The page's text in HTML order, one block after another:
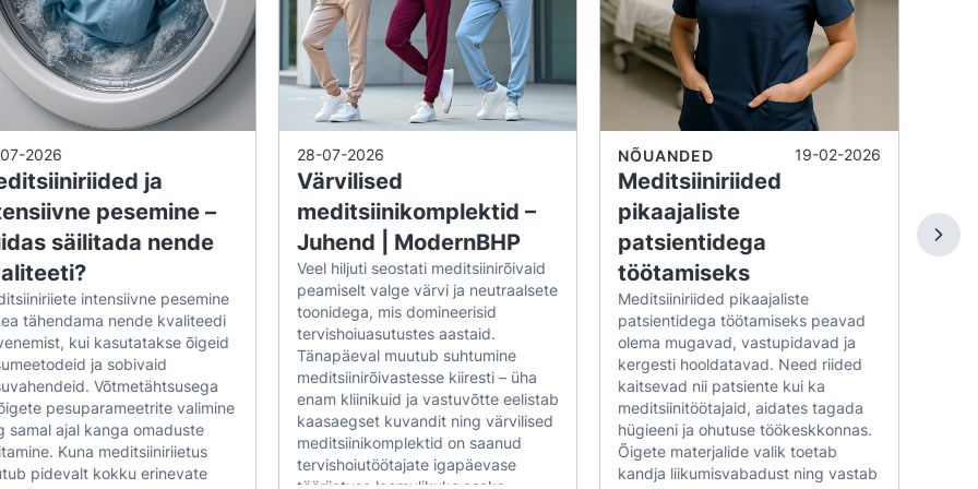
valmistatud hingavatest ja vastupidavatest kangastest, mis säilitavad kuju ja värvi hoolimata
Materjalid on kortsumiskindlad, mis tagab, et seelik näeb kogu päeva jooksul korralik ja
välja – ilma vajaduseta triikida töö ajal.
välimus kabinetides, kliinikutes ja vastuvõttudes
seelikudsobivad ideaalselt kohtadesse, kus on oluline elegants ja otsene kontakt
See on populaarne valik vastuvõttudes, arstikabinettides, hambaravi kabinetides, esteetilise
ja ilusalongides.
värvid ja võimalus komplektide loomiseks
seelikute kategoorias on saadaval mudeleid klassikalistes värvides – nagu valge, tumesinine
ning kaasaegsetes, moes toonides. Seelikud saab kombineerida tunikate, bleiserite ja
t-särkidega, luues elegantse ja täieliku ühtse vormiriietuse.
2026
ja
pesemine –
säilitada nende
intensiivne pesemine
tähendama nende kvaliteedi
kui kasutatakse õigeid
ja sobivaid
Võtmetähtsusega
pesuparameetrite valimine
samal ajal kanga omaduste
Kuna meditsiiniriietus
pidevalt kokku erinevate
28-07-2026
Värvilised
meditsiinikomplektid –
Juhend | ModernBHP
Veel hiljuti seostati meditsiinirõivaid
peamiselt valge värvi ja neutraalsete
toonidega, mis domineerisid
tervishoiuasutustes aastaid.
Tänapäeval muutub suhtumine
meditsiinirõivastesse kiiresti – üha
enam kliinikuid ja vastuvõtte eelistab
kaasaegset kuvandit ning värvilised
meditsiinikomplektid on saanud
tervishoiutöötajate igapäevase
NÕUANDED 19-02-2026
Meditsiiniriided
pikaajaliste
patsientidega
töötamiseks
Meditsiiniriided pikaajaliste
patsientidega töötamiseks peavad
olema mugavad, vastupidavad ja
kergesti hooldatavad. Need riided
kaitsevad nii patsiente kui ka
meditsiinitöötajaid, aidates tagada
hügieeni ja ohutuse töökeskkonnas.
Õigete materjalide valik toetab
kandja liikumisvabadust ning vastab